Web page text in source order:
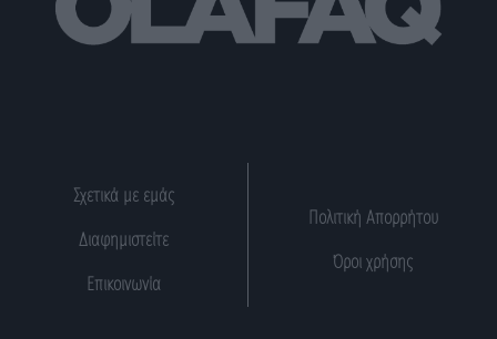
Σχετικά με εμάς
Διαφημιστείτε
Επικοινωνία
Πολιτική Απορρήτου
Όροι χρήσης